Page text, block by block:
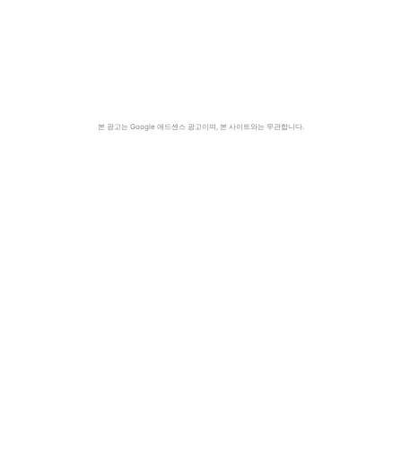
본 광고는 Google 애드센스 광고이며, 본 사이트와는 무관합니다.